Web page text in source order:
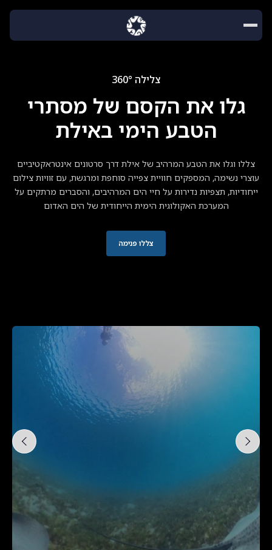
צלילה 360°
גלו את הקסם של מסתרי
הטבע הימי באילת
צללו וגלו את הטבע המרהיב של אילת דרך סרטונים אינטראקטיביים
עוצרי נשימה, המספקים חוויית צפייה סוחפת ומרגשת, עם זוויות צילום
ייחודיות, תצפיות נדירות על חיי הים המרהיבים, והסברים מרתקים על
המערכת האקולוגית הימית הייחודית של הים האדום
צללו פנימה